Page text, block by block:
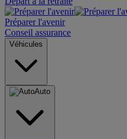
Préparer l'avenir
Conseil assurance
Véhicules
Auto